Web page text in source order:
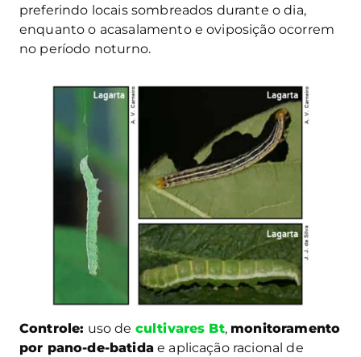
preferindo locais sombreados durante o dia,
enquanto o acasalamento e oviposição ocorrem
no período noturno.
Controle: uso de cultivares Bt, monitoramento
por pano-de-batidae aplicação racional de